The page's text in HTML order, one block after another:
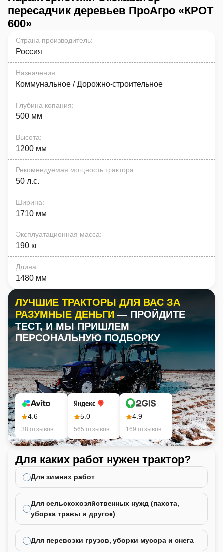
пересадчик деревьев ПроАгро «КРОТ
600»
Страна производитель:
Россия
Назначения:
Коммунальное / Дорожно-строительное
Глубина копания:
500 мм
Высота:
1200 мм
Рекомендуемая мощность трактора:
50 л.с.
Ширина:
1710 мм
Эксплуатационная масса:
190 кг
Длина:
1480 мм
ЛУЧШИЕ ТРАКТОРЫ ДЛЯ ВАС ЗА
РАЗУМНЫЕ ДЕНЬГИ — ПРОЙДИТЕ
ТЕСТ, И МЫ ПРИШЛЕМ
ПЕРСОНАЛЬНУЮ ПОДБОРКУ
4.6
38 отзывов
5.0
565 отзывов
4.9
169 отзывов
Для каких работ нужен трактор?
Для зимних работ
Для сельскохозяйственных нужд (пахота,
уборка травы и другое)
Для перевозки грузов, уборки мусора и снега